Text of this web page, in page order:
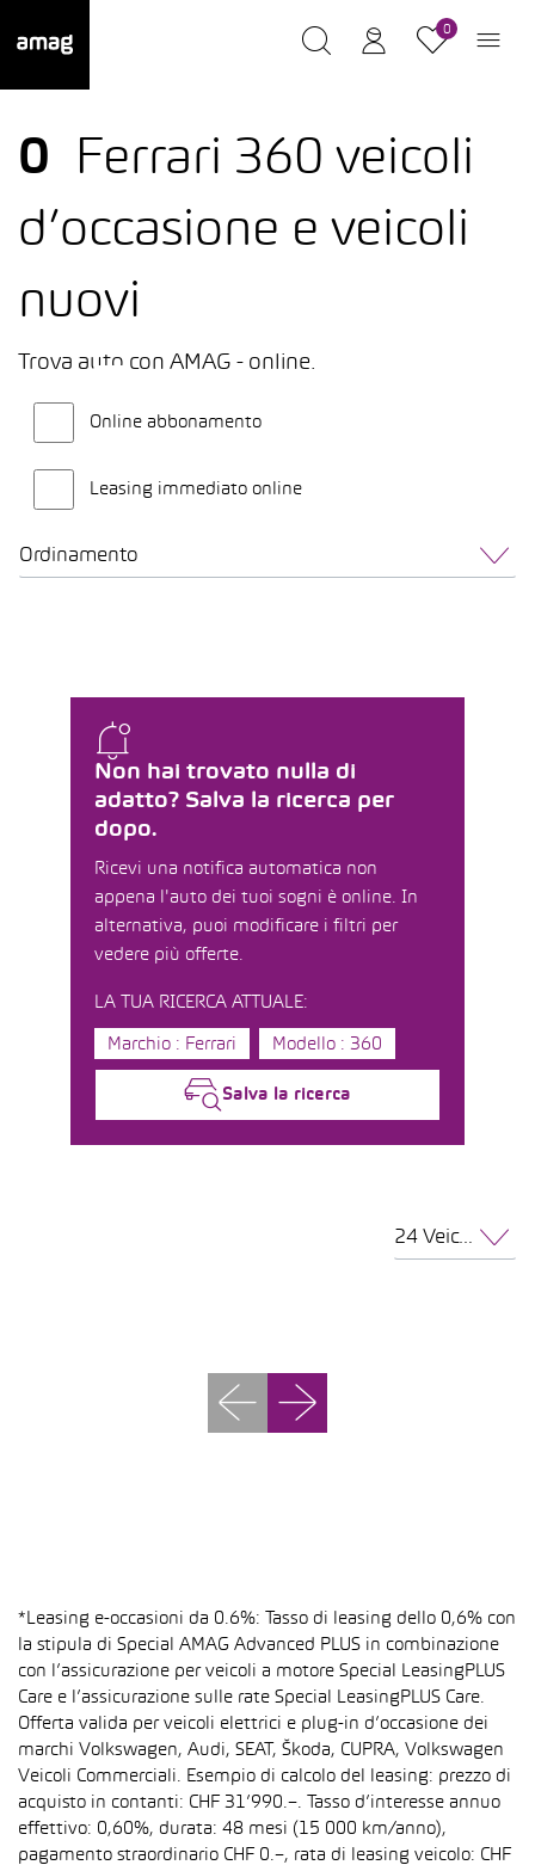
0
0
Ferrari 360 veicoli
d’occasione e veicoli
nuovi
Trova auto con AMAG - online.
Online abbonamento
Leasing immediato online
Ordinamento
Non hai trovato nulla di
adatto? Salva la ricerca per
dopo.
Ricevi una notifica automatica non
appena l'auto dei tuoi sogni è online. In
alternativa, puoi modificare i filtri per
vedere più offerte.
LA TUA RICERCA ATTUALE:
Marchio : Ferrari Modello : 360
Salva la ricerca
24 Veicoli per pagina
*Leasing e-occasioni da 0.6%: Tasso di leasing dello 0,6% con
la stipula di Special AMAG Advanced PLUS in combinazione
con l’assicurazione per veicoli a motore Special LeasingPLUS
Care e l’assicurazione sulle rate Special LeasingPLUS Care.
Offerta valida per veicoli elettrici e plug-in d’occasione dei
marchi Volkswagen, Audi, SEAT, Škoda, CUPRA, Volkswagen
Veicoli Commerciali. Esempio di calcolo del leasing: prezzo di
acquisto in contanti: CHF 31’990.–. Tasso d’interesse annuo
effettivo: 0,60%, durata: 48 mesi (15 000 km/anno),
pagamento straordinario CHF 0.–, rata di leasing veicolo: CHF